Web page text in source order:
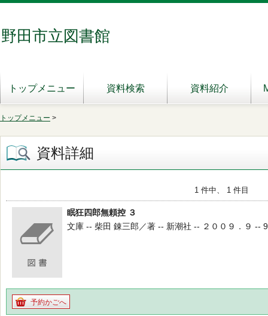
野田市立図書館
トップメニュー 資料検索 資料紹介
トップメニュー >
資料詳細
1 件中、 1 件目
眠狂四郎無頼控 ３
文庫 -- 柴田 錬三郎／著 -- 新潮社 -- ２００９．９ --
予約かごへ